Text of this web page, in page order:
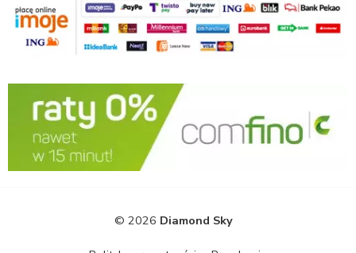
© 2026 Diamond Sky